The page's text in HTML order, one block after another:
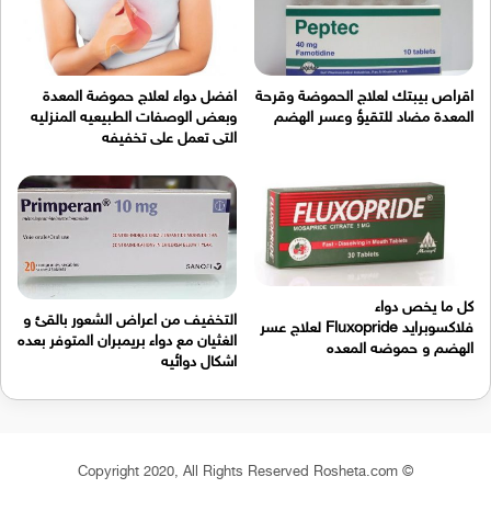
اقراص بيبتك لعلاج الحموضة وقرحة
المعدة مضاد للتقيؤ وعسر الهضم
افضل دواء لعلاج حموضة المعدة
وبعض الوصفات الطبيعيه المنزليه
التى تعمل على تخفيفه
كل ما يخص دواء
فلاكسوبرايد Fluxopride لعلاج عسر
الهضم و حموضه المعده
التخفيف من اعراض الشعور بالقئ و
الغثيان مع دواء بريمبران المتوفر بعده
اشكال دوائيه
© Copyright 2020, All Rights Reserved Rosheta.com